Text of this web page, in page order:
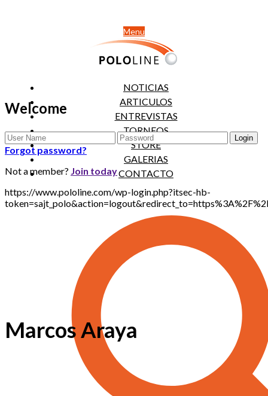
Menu
NOTICIAS
ARTICULOS
ENTREVISTAS
TORNEOS
STORE
GALERIAS
CONTACTO
Welcome
Forgot password?
Not a member? Join today
https://www.pololine.com/wp-login.php?itsec-hb-
Marcos Araya